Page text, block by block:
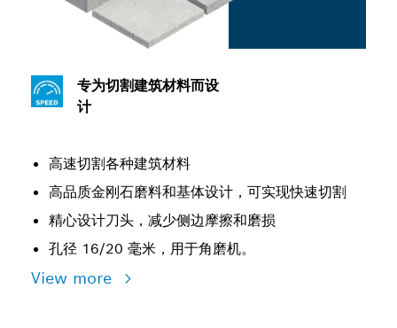
专为切割建筑材料而设
计
高速切割各种建筑材料
高品质金刚石磨料和基体设计，可实现快速切割
精心设计刀头，减少侧边摩擦和磨损
孔径 16/20 毫米，用于角磨机。
View more